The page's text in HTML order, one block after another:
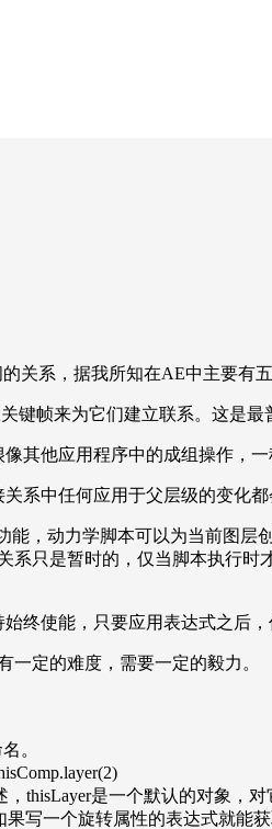
关系，据我所知在AE中主要有
键帧来为它们建立联系。这是
其他应用程序中的成组操作，
系中任何应用于父层级的变化
，动力学脚本可以为当前图
系只是暂时的，仅当脚本执行
终使能，只要应用表达式之后
定的难度，需要一定的毅力。
。
，thisLayer是一个默认的对象，
果写一个旋转属性的表达式就能